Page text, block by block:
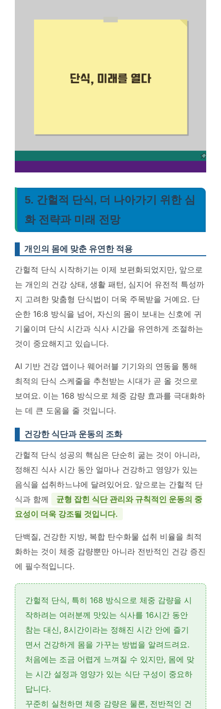
5. 간헐적 단식, 더 나아가기 위한 심
화 전략과 미래 전망
개인의 몸에 맞춘 유연한 적용
간헐적 단식 시작하기는 이제 보편화되었지만, 앞으로
는 개인의 건강 상태, 생활 패턴, 심지어 유전적 특성까
지 고려한 맞춤형 단식법이 더욱 주목받을 거예요. 단
순한 16:8 방식을 넘어, 자신의 몸이 보내는 신호에 귀
기울이며 단식 시간과 식사 시간을 유연하게 조절하는
것이 중요해지고 있습니다.
AI 기반 건강 앱이나 웨어러블 기기와의 연동을 통해
최적의 단식 스케줄을 추천받는 시대가 곧 올 것으로
보여요. 이는 168 방식으로 체중 감량 효과를 극대화하
는 데 큰 도움을 줄 것입니다.
건강한 식단과 운동의 조화
간헐적 단식 성공의 핵심은 단순히 굶는 것이 아니라,
정해진 식사 시간 동안 얼마나 건강하고 영양가 있는
음식을 섭취하느냐에 달려있어요. 앞으로는 간헐적 단
식과 함께
균형 잡힌 식단 관리와 규칙적인 운동의 중
요성이 더욱 강조될 것입니다.
단백질, 건강한 지방, 복합 탄수화물 섭취 비율을 최적
화하는 것이 체중 감량뿐만 아니라 전반적인 건강 증진
에 필수적입니다.
간헐적 단식, 특히 168 방식으로 체중 감량을 시
작하려는 여러분께 맛있는 식사를 16시간 동안
참는 대신, 8시간이라는 정해진 시간 안에 즐기
면서 건강하게 몸을 가꾸는 방법을 알려드려요.
처음에는 조금 어렵게 느껴질 수 있지만, 몸에 맞
는 시간 설정과 영양가 있는 식단 구성이 중요하
답니다.
꾸준히 실천하면 체중 감량은 물론, 전반적인 건